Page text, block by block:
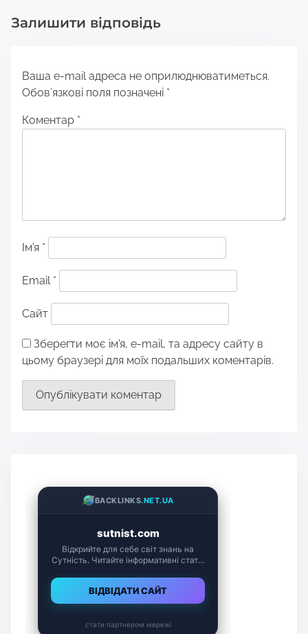
Залишити відповідь
Ваша e-mail адреса не оприлюднюватиметься.
Обов’язкові поля позначені *
Коментар *
Ім'я *
Email *
Сайт
Зберегти моє ім'я, e-mail, та адресу сайту в
цьому браузері для моїх подальших коментарів.